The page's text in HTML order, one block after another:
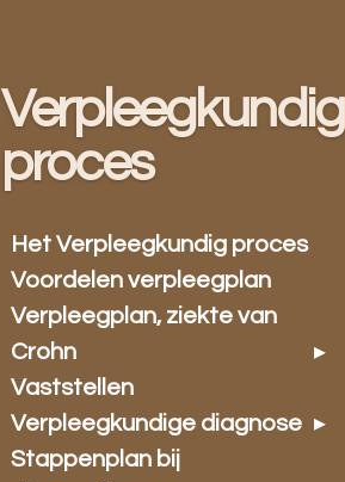
Verpleegkundig
proces
Het Verpleegkundig proces
Voordelen verpleegplan
Verpleegplan, ziekte van
Crohn
Vaststellen
Verpleegkundige diagnose
Stappenplan bij